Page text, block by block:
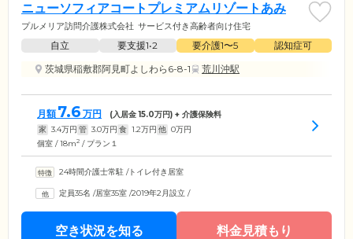
ニューソフィアコートプレミアムリゾートあみ
プルメリア訪問介護株式会社 サービス付き高齢者向け住宅
自立 要支援1•2 要介護1〜5
認知症可
茨城県稲敷郡阿見町よしわら6-8-1
荒川沖駅
月額 7.6 万円 (入居金15.0万円) + 介護保険料
家 3.4万円 管 3.0万円 食 1.2万円 他 0万円
個室 / 18m2 / プラン１
24時間介護士常駐 /トイレ付き居室
定員35名 /居室35室 /2019年2月設立 /
空き状況を知る 料金見積もり